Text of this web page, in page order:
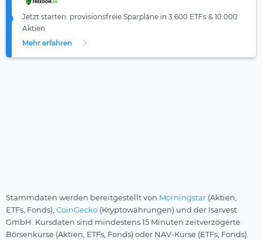
Jetzt starten: provisionsfreie Sparpläne in 3.600 ETFs & 10.000
Aktien.
Mehr erfahren
Stammdaten werden bereitgestellt von Morningstar (Aktien,
ETFs, Fonds), CoinGecko (Kryptowährungen) und der Isarvest
GmbH. Kursdaten sind mindestens 15 Minuten zeitverzögerte
Börsenkurse (Aktien, ETFs, Fonds) oder NAV-Kurse (ETFs, Fonds).